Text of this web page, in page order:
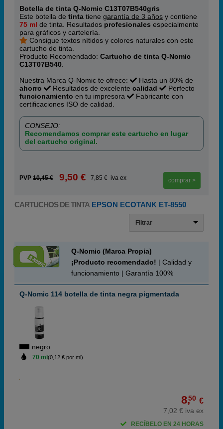
Botella de tinta Q-Nomic C13T07B540gris
Este botella de tinta tiene garantía de 3 años y contiene
75 ml de tinta. Resultados profesionales especialmente
para gráficos y cartelería.
Consigue textos nítidos y colores naturales con este
cartucho de tinta.
Producto Recomendado: Cartucho de tinta Q-Nomic
C13T07B540
Nuestra Marca Q-Nomic te ofrece:
Hasta un 80% de
ahorro
Resultados de excelente calidad
Perfecto
funcionamiento en tu impresora
Fabricante con
certificaciones ISO de calidad.
CONSEJO:
Recomendamos comprar este cartucho en lugar
del cartucho original.
PVP 10,45 € 9,50 € 7,85 € iva ex comprar >
CARTUCHOS DE TINTA EPSON ECOTANK ET-8550
Filtrar
Q-Nomic (Marca Propia)
¡Producto recomendado! | Calidad y
funcionamiento | Garantía 100%
Q-Nomic 114 botella de tinta negra pigmentada
negro
70 ml (0,12 € por ml)
8,50 €
7,02 € iva ex
RECÍBELO EN 24 HORAS